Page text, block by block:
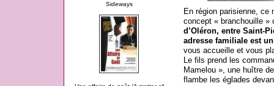
Sideways
En région parisienne, ce
concept « branchouille
d’Oléron, entre Saint-
adresse familiale est
vous accueille et vous
Le fils prend les
Mamelou », une huître
flambe les églades